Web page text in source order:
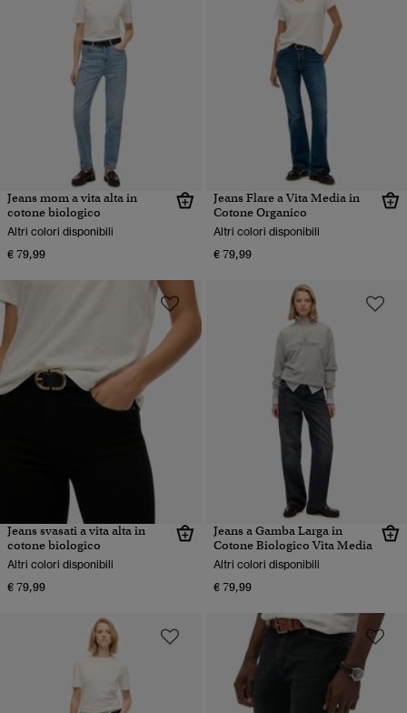
Jeans mom a vita alta in
cotone biologico
Altri colori disponibili
€ 79,99
Jeans Flare a Vita Media in
Cotone Organico
Altri colori disponibili
€ 79,99
Jeans svasati a vita alta in
cotone biologico
Altri colori disponibili
€ 79,99
Jeans a Gamba Larga in
Cotone Biologico Vita Media
Altri colori disponibili
€ 79,99